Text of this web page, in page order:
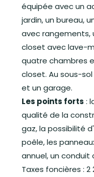
équipée avec un
jardin, un bureau,
avec rangements,
closet avec lave-
quatre chambres
closet. Au sous-
et un garage.
Les points forts :
qualité de la
gaz, la possibilité
poêle, les
annuel, un
Taxes foncières : 2